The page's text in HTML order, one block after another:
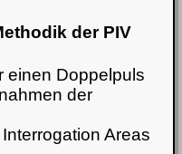
der PIV
einen Doppelpuls
der
Areas